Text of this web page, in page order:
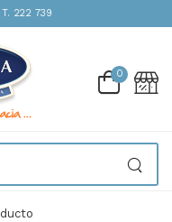
222 739 0251
0